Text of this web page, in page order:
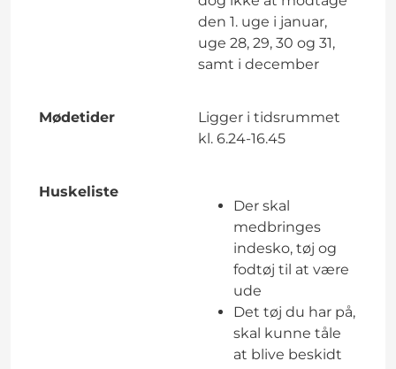
den 1. uge i januar,
uge 28, 29, 30 og 31,
samt i december
Mødetider
Ligger i tidsrummet
kl. 6.24-16.45
Huskeliste
Der skal
medbringes
indesko, tøj og
fodtøj til at være
ude
Det tøj du har på,
skal kunne tåle
at blive beskidt